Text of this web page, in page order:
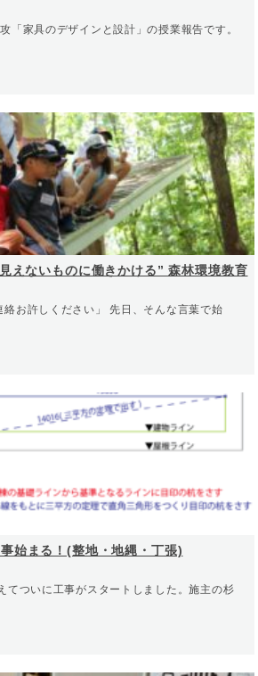
「家具のデザインと設計」の授業報告です。
えないものに働きかける” 森林環境教育
「お忙しいところ突然の連絡お許しください」 先日、そんな言葉で始
始まる！(整地・地縄・丁張)
てついに工事がスタートしました。施主の杉